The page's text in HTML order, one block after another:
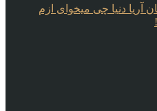
آریا دنیا چی میخوای ازم